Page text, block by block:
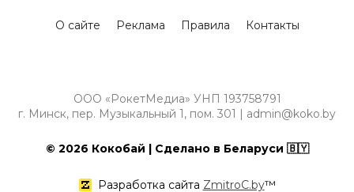
О сайте Реклама Правила Контакты
ООО «РокетМедиа» УНП 193758791
г. Минск, пер. Музыкальный 1, пом. 301 | admin@koko.by
© 2026 Кокобай | Сделано в Беларуси 🇧🇾
Разработка сайта ZmitroC.by™